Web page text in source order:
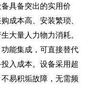
具备突出的实用价
成本高、安装繁琐、
大量人力物力消耗。
能集成，可直接替代
入成本。设备采用超
易积垢故障，无需频